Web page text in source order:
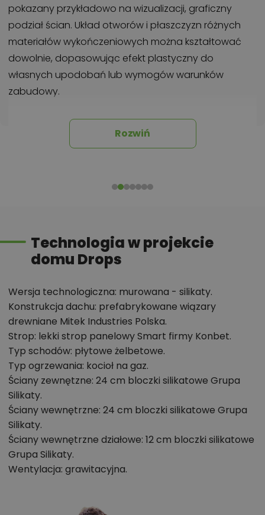
pokazany przykładowo na wizualizacji, graficzny
podział ścian. Układ otworów i płaszczyzn różnych
materiałów wykończeniowych można kształtować
dowolnie, dopasowując efekt plastyczny do
własnych upodobań lub wymogów warunków
zabudowy.
Chcesz uzyskać więcej informacji o tym
projekcie, na przykład:
możliwości wprowadzania modyfikacji,
tego projektu,
informacje szczegółowe - np. wymiary
Zadzwoń52 384 49 90lub NAPISZ
Rozwiń
Technologia w projekcie
domu Drops
Wersja technologiczna: murowana - silikaty.
Konstrukcja dachu: prefabrykowane wiązary
drewniane Mitek Industries Polska.
Strop: lekki strop panelowy Smart firmy Konbet.
Typ schodów: płytowe żelbetowe.
Typ ogrzewania: kocioł na gaz.
Ściany zewnętzne: 24 cm bloczki silikatowe Grupa
Silikaty.
Ściany wewnętrzne: 24 cm bloczki silikatowe Grupa
Silikaty.
Ściany wewnętrzne działowe: 12 cm bloczki silikatowe
Grupa Silikaty.
Wentylacja: grawitacyjna.